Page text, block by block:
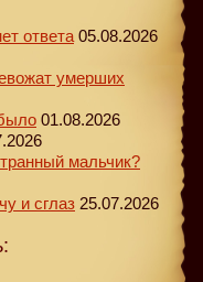
ответа 05.08.2026
умерших
01.08.2026
мальчик?
и сглаз 25.07.2026